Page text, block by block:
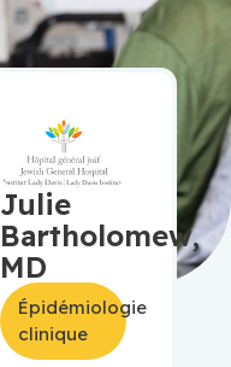
Julie
Bartholomew,
MD
Épidémiologie
clinique